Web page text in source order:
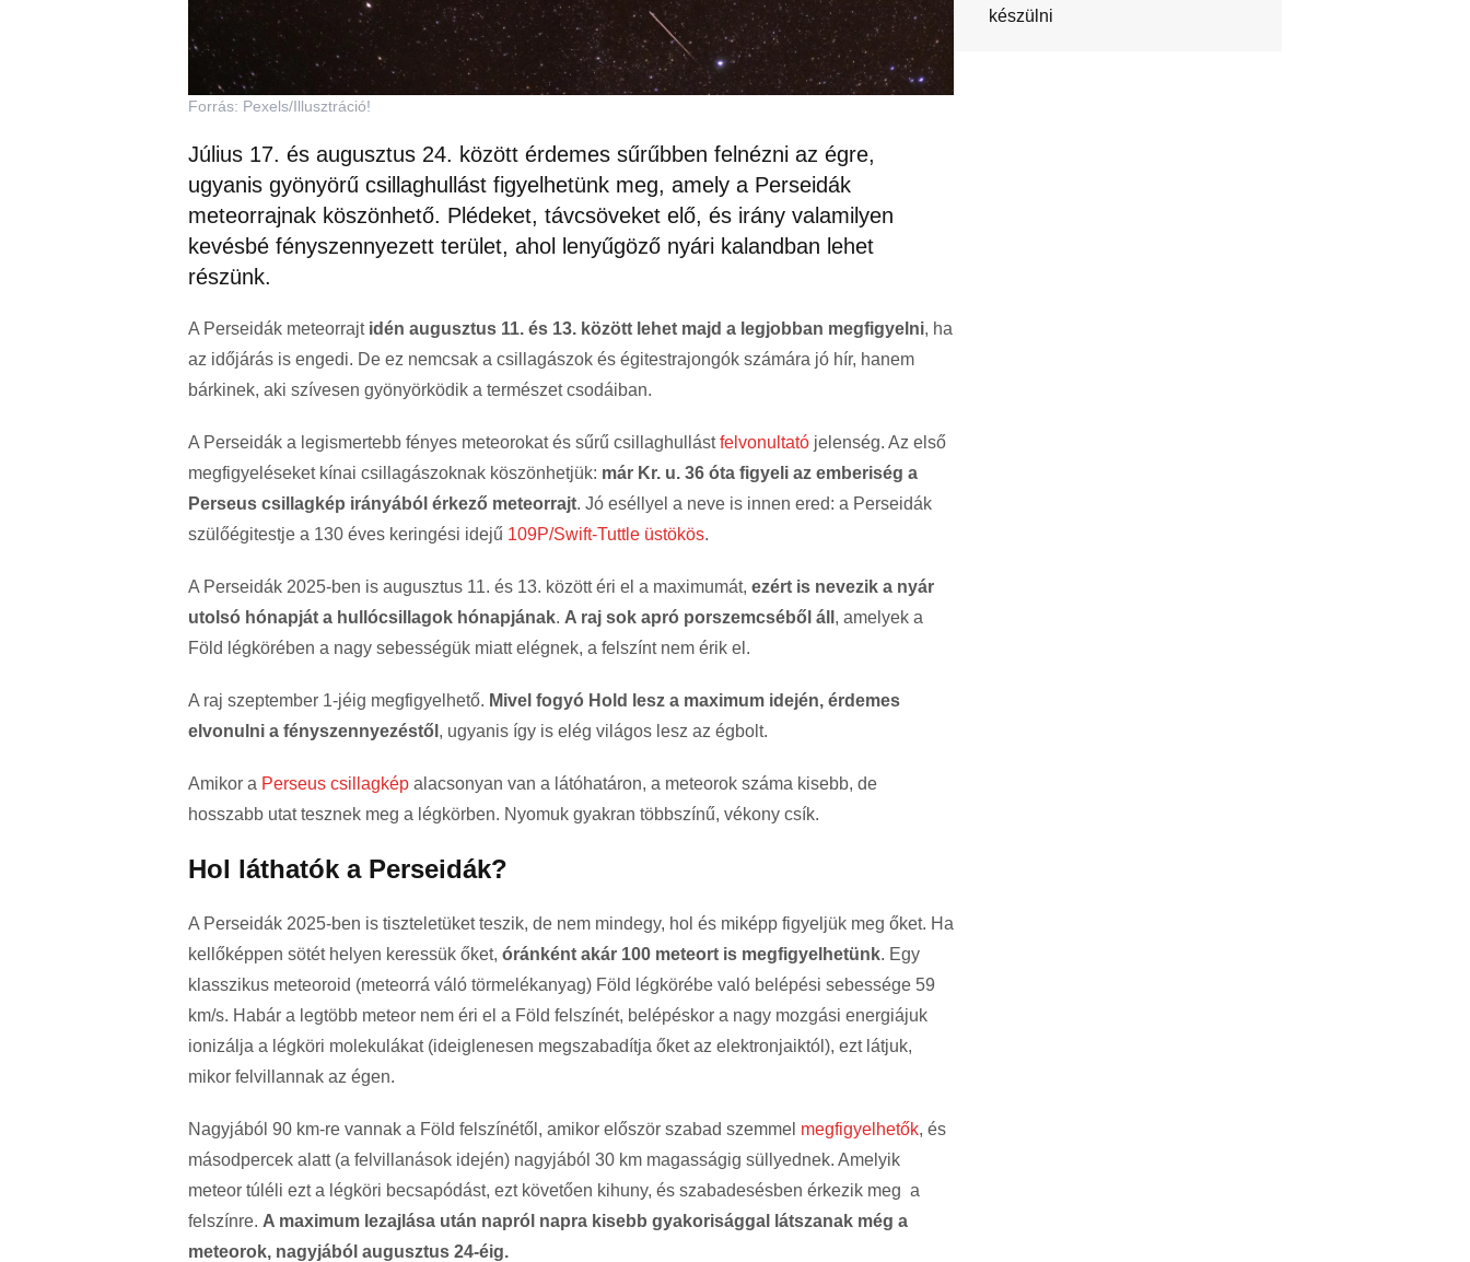
Forrás: Pexels/Illusztráció!
Július 17. és augusztus 24. között érdemes sűrűbben felnézni az égre,
ugyanis gyönyörű csillaghullást figyelhetünk meg, amely a Perseidák
meteorrajnak köszönhető. Plédeket, távcsöveket elő, és irány valamilyen
kevésbé fényszennyezett terület, ahol lenyűgöző nyári kalandban lehet
részünk.
A Perseidák meteorrajtidén augusztus 11. és 13. között lehet majd a legjobban megfigyelni, ha
az időjárás is engedi. De ez nemcsak a csillagászok és égitestrajongók számára jó hír, hanem
bárkinek, aki szívesen gyönyörködik a természet csodáiban.
A Perseidák a legismertebb fényes meteorokat és sűrű csillaghullástfelvonultató jelenség. Az első
megfigyeléseket kínai csillagászoknak köszönhetjük: már Kr. u. 36 óta figyeli az emberiség a
Perseus csillagkép irányából érkező meteorrajt. Jó eséllyel a neve is innen ered: a Perseidák
szülőégitestje a 130 éves keringési idejű 109P/Swift-Tuttle üstökös.
A Perseidák 2025-ben is augusztus 11. és 13. között éri el a maximumát, ezért is nevezik a nyár
utolsó hónapját a hullócsillagok hónapjának. A raj sok apró porszemcséből áll , amelyek a
Föld légkörében a nagy sebességük miatt elégnek, a felszínt nem érik el.
A raj szeptember 1-jéig megfigyelhető. Mivel fogyó Hold lesz a maximum idején, érdemes
elvonulni a fényszennyezéstől , ugyanis így is elég világos lesz az égbolt.
Amikor a Perseus csillagkép alacsonyan van a látóhatáron, a meteorok száma kisebb, de
hosszabb utat tesznek meg a légkörben. Nyomuk gyakran többszínű, vékony csík.
Hol láthatók a Perseidák?
A Perseidák 2025-ben is tiszteletüket teszik, de nem mindegy, hol és miképp figyeljük meg őket. Ha
kellőképpen sötét helyen keressük őket, óránként akár 100 meteort is megfigyelhetünk. Egy
klasszikus meteoroid (meteorrá váló törmelékanyag) Föld légkörébe való belépési sebessége 59
km/s. Habár a legtöbb meteor nem éri el a Föld felszínét, belépéskor a nagy mozgási energiájuk
ionizálja a légköri molekulákat (ideiglenesen megszabadítja őket az elektronjaiktól), ezt látjuk,
mikor felvillannak az égen.
Nagyjából 90 km-re vannak a Föld felszínétől, amikor először szabad szemmel megfigyelhetők, és
másodpercek alatt (a felvillanások idején) nagyjából 30 km magasságig süllyednek. Amelyik
meteor túléli ezt a légköri becsapódást, ezt követően kihuny, és szabadesésben érkezik meg a
felszínre. A maximum lezajlása után napról napra kisebb gyakorisággal látszanak még a
meteorok, nagyjából augusztus 24-éig.
készülni